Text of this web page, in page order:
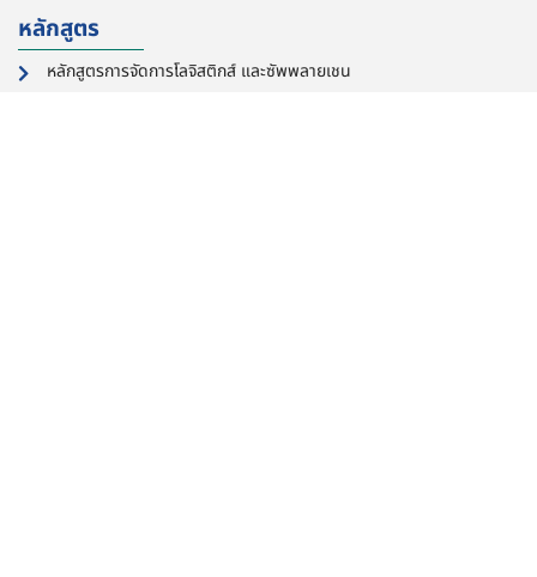
หลักสูตร
หลักสูตรการจัดการโลจิสติกส์ และซัพพลายเชน